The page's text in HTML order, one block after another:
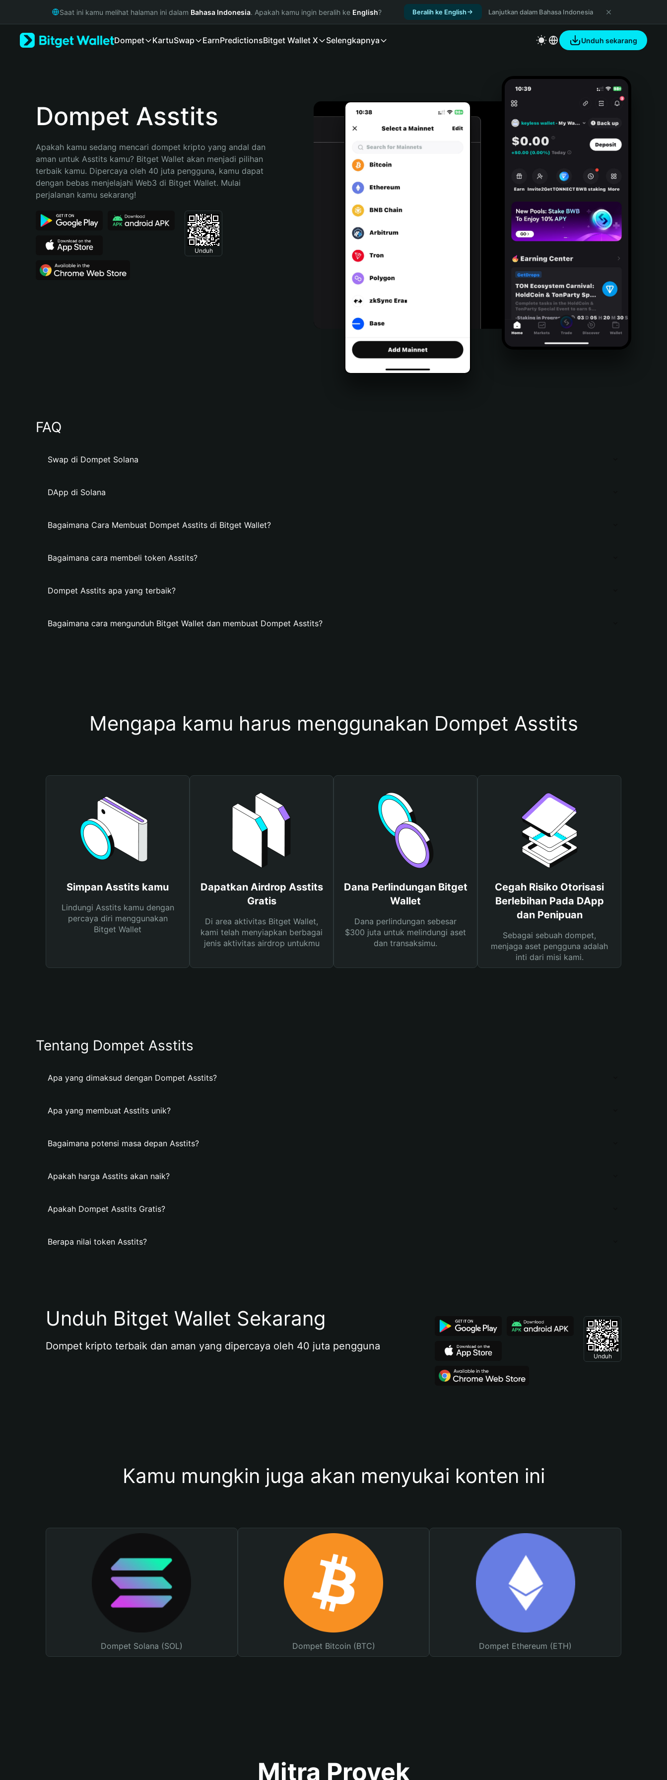
Русский
Bahasa Indonesia
Español (Argentina)
Saat ini kamu melihat halaman ini dalam Bahasa Indonesia. Apakah kamu ingin beralih ke English? Beralih ke English Lanjutkan dalam Bahasa Indonesia
Dompet KartuSwap EarnPredictionsBitget Wallet X Selengkapnya Unduh sekarang
Dompet Asstits
Apakah kamu sedang mencari dompet kripto yang andal dan
aman untuk Asstits kamu? Bitget Wallet akan menjadi pilihan
terbaik kamu. Dipercaya oleh 40 juta pengguna, kamu dapat
dengan bebas menjelajahi Web3 di Bitget Wallet. Mulai
perjalanan kamu sekarang!
Unduh
FAQ
Swap di Dompet Solana
DApp di Solana
Bagaimana Cara Membuat Dompet Asstits di Bitget Wallet?
Bagaimana cara membeli token Asstits?
Dompet Asstits apa yang terbaik?
Bagaimana cara mengunduh Bitget Wallet dan membuat Dompet Asstits?
Mengapa kamu harus menggunakan Dompet Asstits
Simpan Asstits kamu
Lindungi Asstits kamu dengan
percaya diri menggunakan
Bitget Wallet
Dapatkan Airdrop Asstits
Gratis
Di area aktivitas Bitget Wallet,
kami telah menyiapkan berbagai
jenis aktivitas airdrop untukmu
Dana Perlindungan Bitget
Wallet
Dana perlindungan sebesar
$300 juta untuk melindungi aset
dan transaksimu.
Cegah Risiko Otorisasi
Berlebihan Pada DApp
dan Penipuan
Sebagai sebuah dompet,
menjaga aset pengguna adalah
inti dari misi kami.
Tentang Dompet Asstits
Apa yang dimaksud dengan Dompet Asstits?
Apa yang membuat Asstits unik?
Bagaimana potensi masa depan Asstits?
Apakah harga Asstits akan naik?
Apakah Dompet Asstits Gratis?
Berapa nilai token Asstits?
Unduh Bitget Wallet Sekarang
Dompet kripto terbaik dan aman yang dipercaya oleh 40 juta pengguna
Unduh
Kamu mungkin juga akan menyukai konten ini
Dompet Solana (SOL) Dompet Bitcoin (BTC) Dompet Ethereum (ETH)
Mitra Proyek